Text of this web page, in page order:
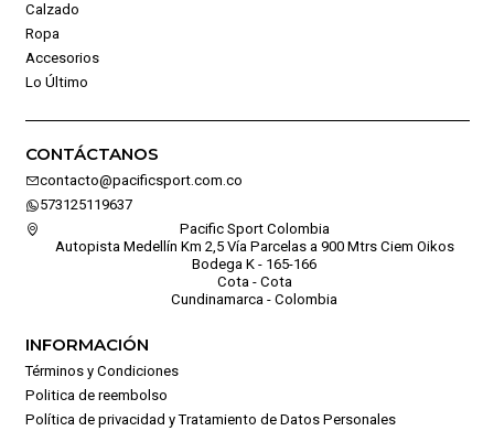
Calzado
Ropa
Accesorios
Lo Último
CONTÁCTANOS
contacto@pacificsport.com.co
573125119637
Pacific Sport Colombia
Autopista Medellín Km 2,5 Vía Parcelas a 900 Mtrs Ciem Oikos
Bodega K - 165-166
Cota - Cota
Cundinamarca - Colombia
INFORMACIÓN
Términos y Condiciones
Politica de reembolso
Política de privacidad y Tratamiento de Datos Personales